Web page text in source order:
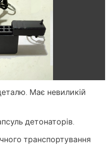
Має невиликій
детонаторів.
транспортування